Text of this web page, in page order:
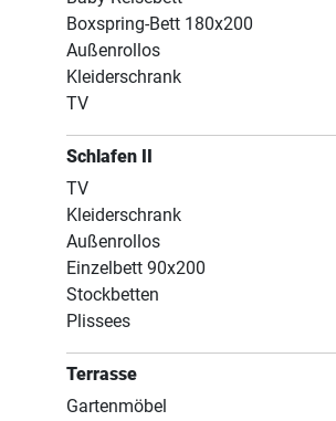
Boxspring-Bett 180x200
Außenrollos
Kleiderschrank
TV
Schlafen II
TV
Kleiderschrank
Außenrollos
Einzelbett 90x200
Stockbetten
Plissees
Terrasse
Gartenmöbel